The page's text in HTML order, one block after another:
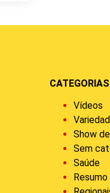
CATEGORIAS
Vídeos
Show
Sem
Saúde